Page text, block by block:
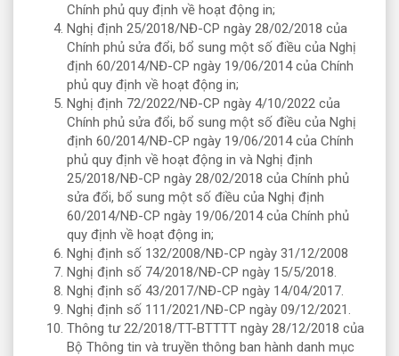
Chính phủ quy định về hoạt động in;
Nghị định 25/2018/NĐ-CP ngày 28/02/2018 của
Chính phủ sửa đổi, bổ sung một số điều của Nghị
định 60/2014/NĐ-CP ngày 19/06/2014 của Chính
phủ quy định về hoạt động in;
Nghị định 72/2022/NĐ-CP ngày 4/10/2022 của
Chính phủ sửa đổi, bổ sung một số điều của Nghị
định 60/2014/NĐ-CP ngày 19/06/2014 của Chính
phủ quy định về hoạt động in và Nghị định
25/2018/NĐ-CP ngày 28/02/2018 của Chính phủ
sửa đổi, bổ sung một số điều của Nghị định
60/2014/NĐ-CP ngày 19/06/2014 của Chính phủ
quy định về hoạt động in;
Nghị định số 132/2008/NĐ-CP ngày 31/12/2008
Nghị định số 74/2018/NĐ-CP ngày 15/5/2018.
Nghị định số 43/2017/NĐ-CP ngày 14/04/2017.
Nghị định số 111/2021/NĐ-CP ngày 09/12/2021.
Thông tư 22/2018/TT-BTTTT ngày 28/12/2018 của
Bộ Thông tin và truyền thông ban hành danh mục